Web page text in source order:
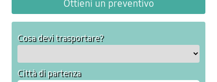
Ottieni un preventivo
Cosa devi trasportare?
Città di partenza